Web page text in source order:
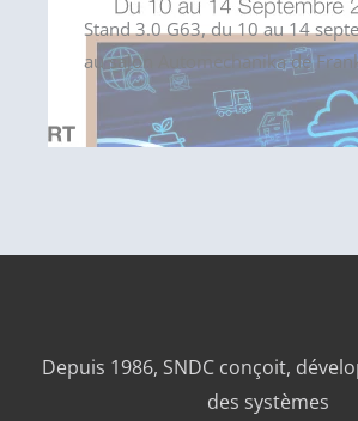
Stand 3.0 G63, du 10 au 14
au salon Automechanika de
Depuis 1986, SNDC conçoit,
des systèmes